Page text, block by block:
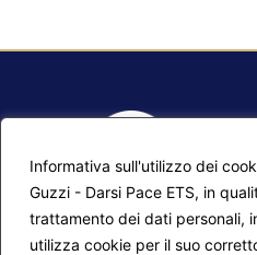
Informativa sull'utilizzo dei
Guzzi - Darsi Pace ETS, in
trattamento dei dati personali,
utilizza cookie per il suo